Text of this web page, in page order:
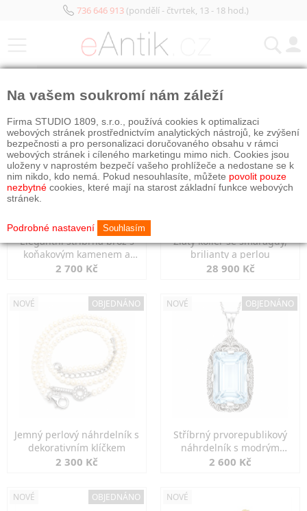
736 646 913(pondělí - čtvrtek, 13 - 18 hod.)
Elegantní stříbrná brož s
koňakovým kamenem a
markazity
2 700 Kč
Zlatý kolier se smaragdy,
brilianty a perlou
28 900 Kč
NOVÉ OBJEDNÁNO
Jemný perlový náhrdelník s
dekorativním klíčkem
2 300 Kč
NOVÉ OBJEDNÁNO
Stříbrný prvorepublikový
náhrdelník s modrým
spinelem
2 600 Kč
NOVÉ OBJEDNÁNO NOVÉ
Na vašem soukromí nám záleží
Firma STUDIO 1809, s.r.o., používá cookies k optimalizaci
webových stránek prostřednictvím analytických nástrojů, ke zvýšení
bezpečnosti a pro personalizaci doručovaného obsahu v rámci
webových stránek i cíleného marketingu mimo nich. Cookies jsou
uloženy v naprostém bezpečí vašeho prohlížeče a nedostane se k
nim nikdo, kdo nemá. Pokud nesouhlasíte, můžete povolit pouze
nezbytné cookies, které mají na starost základní funkce webových
stránek.
Podrobné nastavení Souhlasím